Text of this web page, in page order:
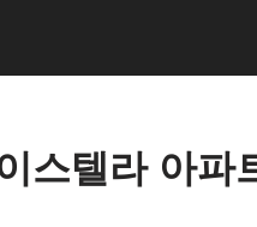
스텔라 아파